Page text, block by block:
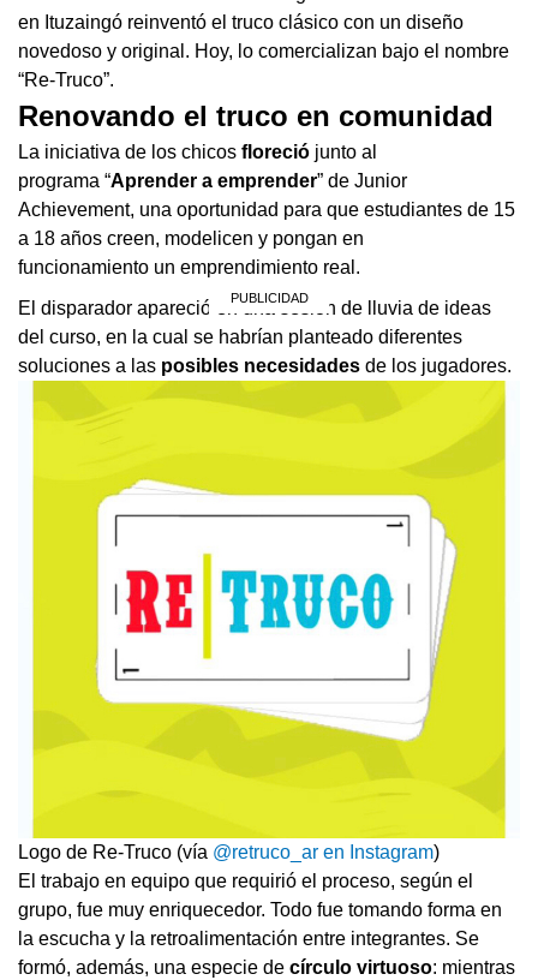
en Ituzaingó reinventó el truco clásico con un diseño
novedoso y original. Hoy, lo comercializan bajo el nombre
“Re-Truco”.
Renovando el truco en comunidad
La iniciativa de los chicos floreció junto al
programa “Aprender a emprender” de Junior
Achievement, una oportunidad para que estudiantes de 15
a 18 años creen, modelicen y pongan en
funcionamiento un emprendimiento real.
El disparador apareció en una sesión de lluvia de ideas
del curso, en la cual se habrían planteado diferentes
soluciones a las posibles necesidades de los jugadores.
Logo de Re-Truco (vía @retruco_ar en Instagram)
El trabajo en equipo que requirió el proceso, según el
grupo, fue muy enriquecedor. Todo fue tomando forma en
la escucha y la retroalimentación entre integrantes. Se
formó, además, una especie de círculo virtuoso: mientras